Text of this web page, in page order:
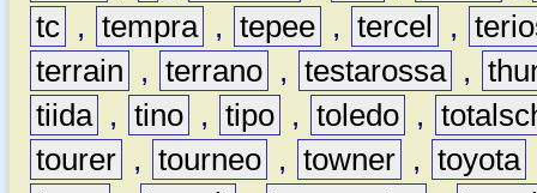
tc , tempra , tepee , tercel ,
terrain
, terrano , testarossa ,
tiida , tino , tipo , toledo ,
tourer , tourneo , towner , toyota